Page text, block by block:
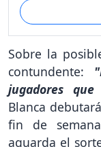
Sobre la
contundente:
jugadores que
Blanca
fin de
aguarda el